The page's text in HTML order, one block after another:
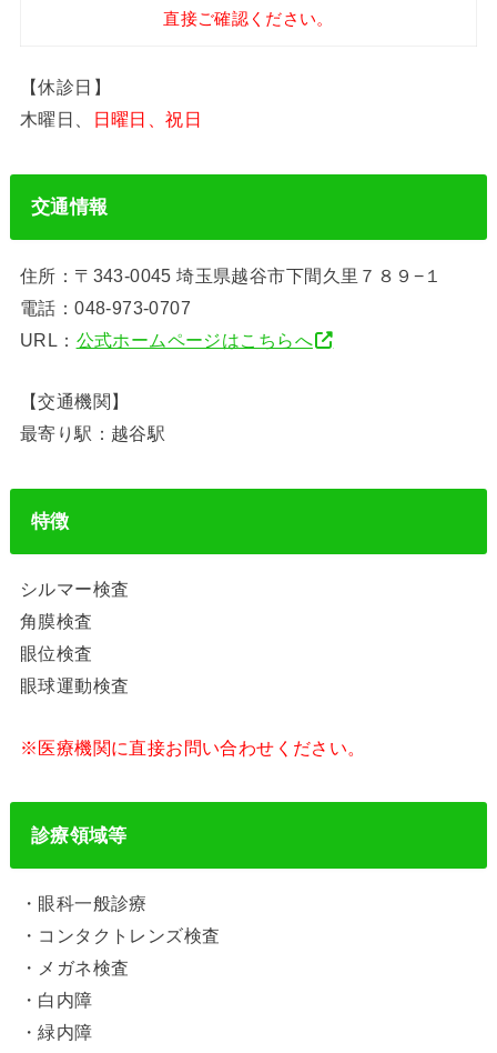
直接ご確認ください。
【休診日】
木曜日、
日曜日、祝日
交通情報
住所：〒343-0045 埼玉県越谷市下間久里７８９−１
電話：048-973-0707
URL： 公式ホームページはこちらへ
【交通機関】
最寄り駅：越谷駅
特徴
シルマー検査
角膜検査
眼位検査
眼球運動検査
※医療機関に直接お問い合わせください。
診療領域等
・眼科一般診療
・コンタクトレンズ検査
・メガネ検査
・白内障
・緑内障